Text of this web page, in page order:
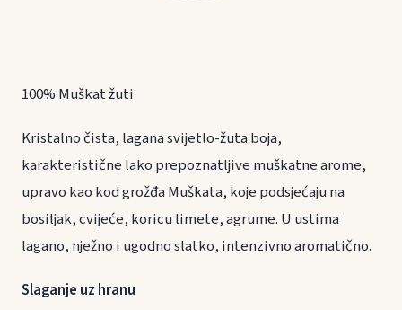
100% Muškat žuti
Kristalno čista, lagana svijetlo-žuta boja,
karakteristične lako prepoznatljive muškatne arome,
upravo kao kod grožđa Muškata, koje podsjećaju na
bosiljak, cvijeće, koricu limete, agrume. U ustima
lagano, nježno i ugodno slatko, intenzivno aromatično.
Slaganje uz hranu